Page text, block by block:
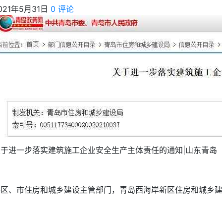
年5月31日 0 评论
进一步落实建筑施工企业安全生产主体责任的通知|山东青岛
、市住房和城乡建设主管部门，青岛西海岸新区住房和城乡